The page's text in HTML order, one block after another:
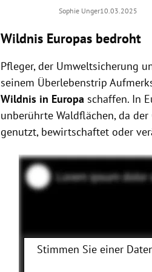
Sophie Unger10.03.2025
Wildnis Europas bedroht
Pfleger, der Umweltsicherung
seinem Überlebenstrip
Wildnis in Europaschaffen. In
unberührte Waldflächen, da
genutzt, bewirtschaftet oder
Stimmen Sie einer